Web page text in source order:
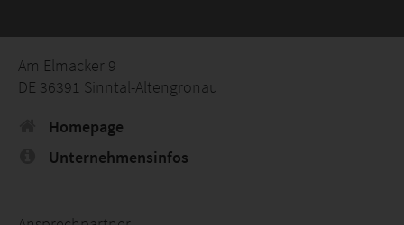
Am Elmacker 9
DE 36391 Sinntal-Altengronau
Homepage
Unternehmensinfos